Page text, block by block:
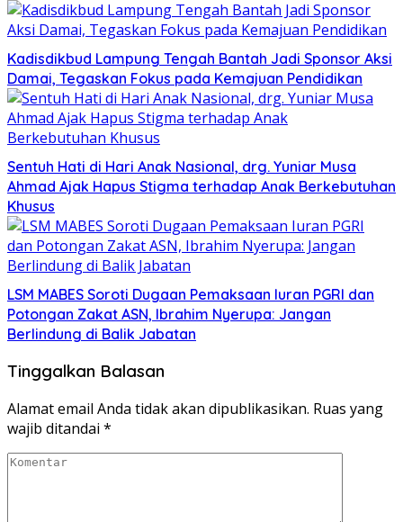
Kadisdikbud Lampung Tengah Bantah Jadi Sponsor Aksi
Damai, Tegaskan Fokus pada Kemajuan Pendidikan
Sentuh Hati di Hari Anak Nasional, drg. Yuniar Musa
Ahmad Ajak Hapus Stigma terhadap Anak Berkebutuhan
Khusus
LSM MABES Soroti Dugaan Pemaksaan Iuran PGRI dan
Potongan Zakat ASN, Ibrahim Nyerupa: Jangan
Berlindung di Balik Jabatan
Tinggalkan Balasan
Alamat email Anda tidak akan dipublikasikan. Ruas yang
wajib ditandai *